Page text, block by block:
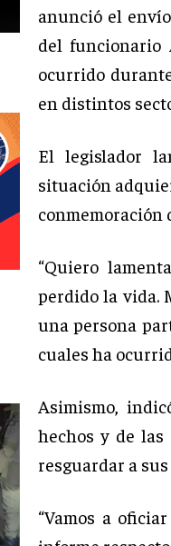
anunció el
del funcionario
ocurrido
en distintos
El legislador
situación
conmemoración
“Quiero
perdido la vida.
una persona
cuales ha
Asimismo,
hechos y de
resguardar a
“Vamos a